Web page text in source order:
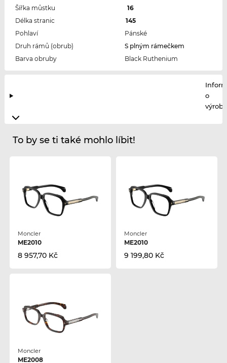
Šířka můstku
16
Délka stranic
145
Pohlaví
Pánské
Druh rámů (obrub)
S plným rámečkem
Barva obruby
Black Ruthenium
o
To by se ti také mohlo líbit!
Moncler
ME2010
8 957,70 Kč
Moncler
ME2010
9 199,80 Kč
Moncler
ME2008